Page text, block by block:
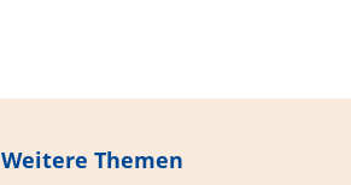
Weitere Themen